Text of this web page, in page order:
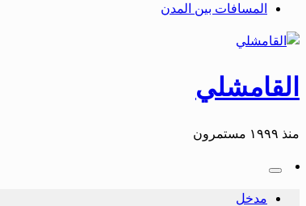
المسافات بين المدن
القامشلي
منذ ١٩٩٩ مستمرون
مدخل